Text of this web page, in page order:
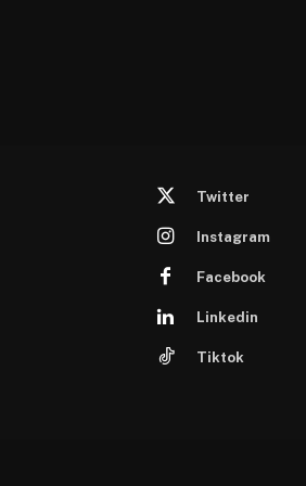
Twitter
Instagram
Facebook
Linkedin
Tiktok